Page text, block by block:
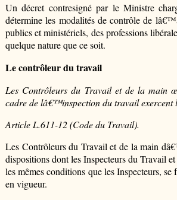
Un décret contresigné par le Ministre
détermine les modalités de contrôle de
publics et ministériels, des professions
quelque nature que ce soit.
Le contrôleur du travail
Les Contrôleurs du Travail et de la main
cadre de lâ€™inspection du travail exercent
Article L.611-12 (Code du Travail).
Les Contrôleurs du Travail et de la main
dispositions dont les Inspecteurs du Travail
les mêmes conditions que les Inspecteurs,
en vigueur.